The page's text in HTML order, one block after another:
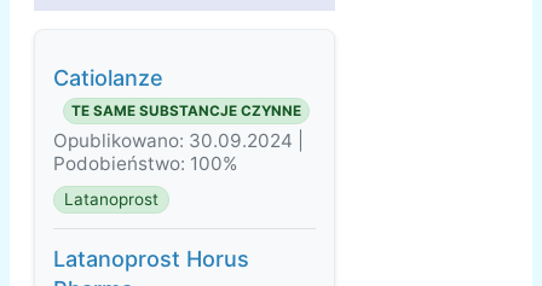
Catiolanze
TE SAME SUBSTANCJE CZYNNE
Opublikowano: 30.09.2024 |
Podobieństwo: 100%
Latanoprost
Latanoprost Horus